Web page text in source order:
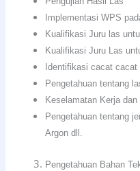
Implementasi WPS
Kualifikasi Juru las
Kualifikasi Juru Las
Identifikasi cacat cacat
Pengetahuan tentang
Keselamatan Kerja
Pengetahuan tentang
Argon dll.
Pengetahuan Bahan